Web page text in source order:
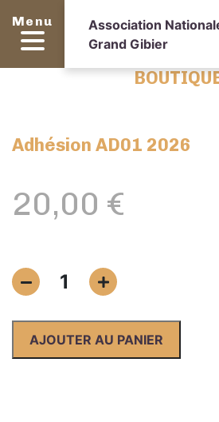
Menu
Association
Grand Gibier
Adhésion AD01 2026
20,00 €
quantité
de
AD01
2026
1
AJOUTER AU PANIER